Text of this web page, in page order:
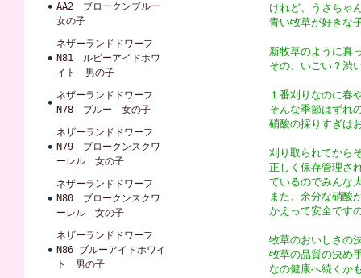
AA2 ブロークンブルー
女の子
ネザーランドドワーフ
N81 ルビーアイドホワ
イト 男の子
ネザーランドドワーフ
N78 ブルー 女の子
ネザーランドドワーフ
N79 ブロークンスクワ
ーレル 女の子
ネザーランドドワーフ
N80 ブロークンスクワ
ーレル 女の子
ネザーランドドワーフ
N86 ブルーアイドホワイ
ト 男の子
けれど、うさちゃ
青い牧草が好きな
新牧草のように真
その、いごい？渋
１番刈りなのに春
そんな季節はずれ
硝酸の採りすぎは
刈り取られてから
正しく保存管理さ
ているのでみんな
また、余分な硝酸
かえって安全です
牧草のおいしさの
牧草の品質の決め
なの健康へ続くか